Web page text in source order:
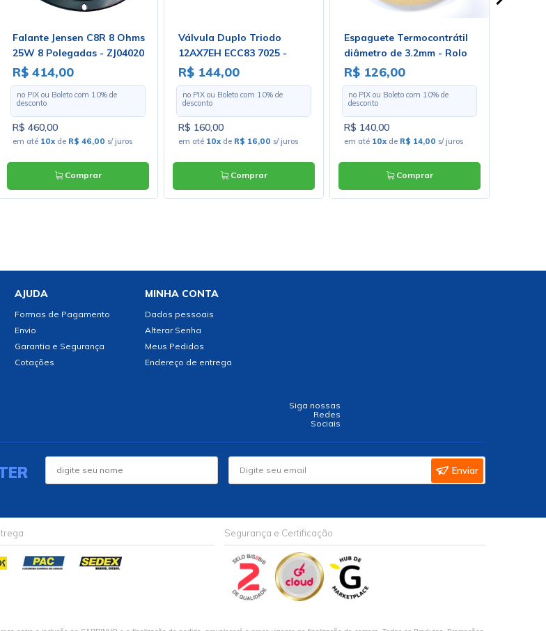
Falante Jensen C8R 8 Ohms
25W 8 Polegadas - ZJ04020
R$ 414,00
no PIX ou Boleto com 10% de
desconto
R$ 460,00
em até 10xde R$ 46,00 s/ juros
Comprar
Válvula Duplo Triodo
12AX7EH ECC83 7025 -
Electro-Harmonix
R$ 144,00
no PIX ou Boleto com 10% de
desconto
R$ 160,00
em até 10xde R$ 16,00 s/ juros
Comprar
Espaguete Termocontrátil
diâmetro de 3.2mm - Rolo
Com 100 Metros
R$ 126,00
no PIX ou Boleto com 10% de
desconto
R$ 140,00
em até 10xde R$ 14,00 s/ juros
Comprar
AJUDA
Formas de Pagamento
Envio
Garantia e Segurança
Cotações
MINHA CONTA
Dados pessoais
Alterar Senha
Meus Pedidos
Endereço de entrega
Siga nossas
Redes
Sociais
Enviar
Segurança e Certificação